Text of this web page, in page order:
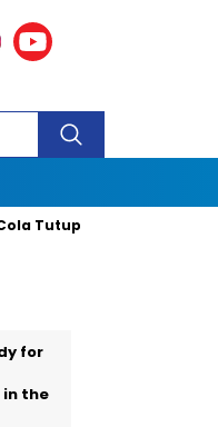
Pabrik di Bali
for
in the